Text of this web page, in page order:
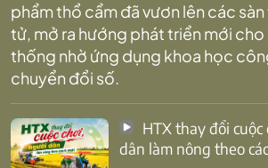
phẩm thổ cẩm đã vươn lên các
tử, mở ra hướng phát triển mới
thống nhờ ứng dụng khoa học
chuyển đổi số.
dân làm nông theo